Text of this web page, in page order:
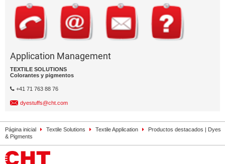
Application Management
TEXTILE SOLUTIONS
Colorantes y pigmentos
+41 71 763 88 76
dyestuffs@cht.com
Página inicial Textile Solutions Textile Application
Productos destacados | Dyes
& Pigments